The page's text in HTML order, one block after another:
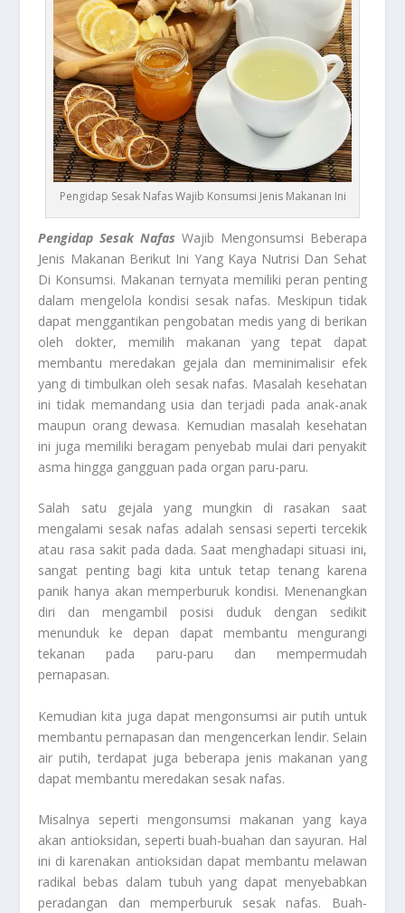
Pengidap Sesak Nafas Wajib Konsumsi Jenis Makanan Ini
Pengidap Sesak Nafas Wajib Mengonsumsi Beberapa
Jenis Makanan Berikut Ini Yang Kaya Nutrisi Dan Sehat
Di Konsumsi. Makanan ternyata memiliki peran penting
dalam mengelola kondisi sesak nafas. Meskipun tidak
dapat menggantikan pengobatan medis yang di berikan
oleh dokter, memilih makanan yang tepat dapat
membantu meredakan gejala dan meminimalisir efek
yang di timbulkan oleh sesak nafas. Masalah kesehatan
ini tidak memandang usia dan terjadi pada anak-anak
maupun orang dewasa. Kemudian masalah kesehatan
ini juga memiliki beragam penyebab mulai dari penyakit
asma hingga gangguan pada organ paru-paru.
Salah satu gejala yang mungkin di rasakan saat
mengalami sesak nafas adalah sensasi seperti tercekik
atau rasa sakit pada dada. Saat menghadapi situasi ini,
sangat penting bagi kita untuk tetap tenang karena
panik hanya akan memperburuk kondisi. Menenangkan
diri dan mengambil posisi duduk dengan sedikit
menunduk ke depan dapat membantu mengurangi
tekanan pada paru-paru dan mempermudah
pernapasan.
Kemudian kita juga dapat mengonsumsi air putih untuk
membantu pernapasan dan mengencerkan lendir. Selain
air putih, terdapat juga beberapa jenis makanan yang
dapat membantu meredakan sesak nafas.
Misalnya seperti mengonsumsi makanan yang kaya
akan antioksidan, seperti buah-buahan dan sayuran. Hal
ini di karenakan antioksidan dapat membantu melawan
radikal bebas dalam tubuh yang dapat menyebabkan
peradangan dan memperburuk sesak nafas. Buah-